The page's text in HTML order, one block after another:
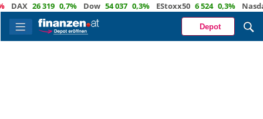
26 319 0,7% Dow 54 037 0,3% EStoxx50 6 524 0,3% Nasdaq
Depot